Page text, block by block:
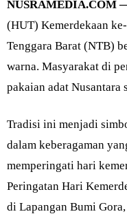
NUSRAMEDIA.COM
(HUT) Kemerdekaan
Tenggara Barat (NTB)
warna. Masyarakat di
pakaian adat Nusantara
Tradisi ini menjadi
dalam keberagaman
memperingati hari
Peringatan Hari
di Lapangan Bumi